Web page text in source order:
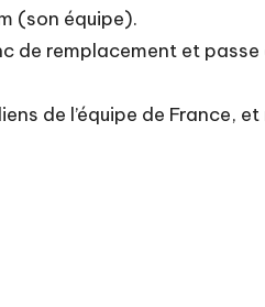
(son équipe).
de remplacement et
de l’équipe de